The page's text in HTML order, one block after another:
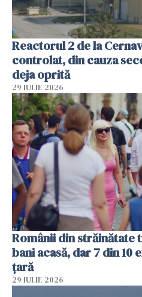
Reactorul 2 de la
controlat, din cauza
deja oprită
29 IULIE 2026
Românii din
bani acasă, dar 7 din 10
țară
29 IULIE 2026